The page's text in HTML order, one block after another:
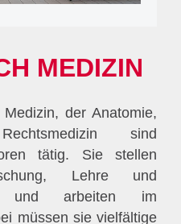
MEDIZIN
der Anatomie,
sind
tätig. Sie stellen
Lehre und
und arbeiten im
müssen sie vielfältige